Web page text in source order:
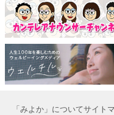
「みよか」についてサイト